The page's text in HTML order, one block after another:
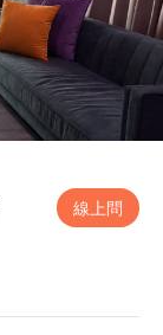
線上問